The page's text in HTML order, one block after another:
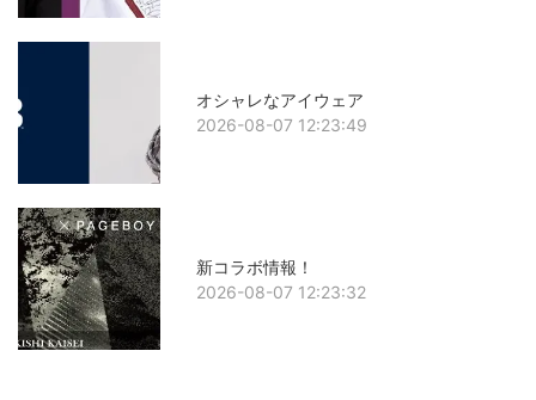
オシャレなアイウェア
2026-08-07 12:23:49
新コラボ情報！
2026-08-07 12:23:32